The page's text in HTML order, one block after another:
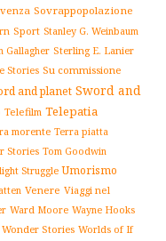
Sovrappopolazione
Sport Stanley G. Weinbaum
Gallagher Sterling E. Lanier
Stories Su commissione
and planet Sword and
Telefilm Telepatia
morente Terra piatta
Stories Tom Goodwin
Struggle Umorismo
Venere Viaggi nel
Ward Moore Wayne Hooks
Wonder Stories Worlds of If